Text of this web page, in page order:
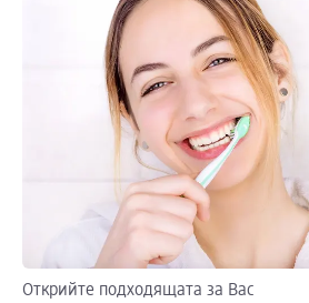
Открийте подходящата за Вас